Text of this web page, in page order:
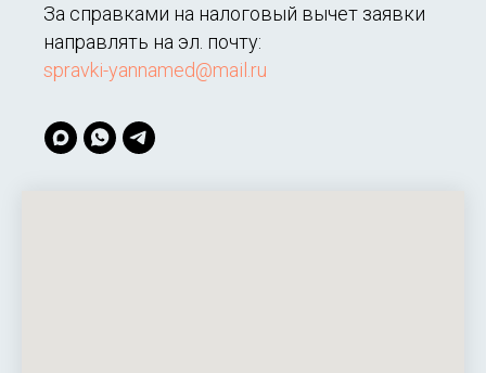
За справками на налоговый вычет заявки
направлять на эл. почту:
spravki-yannamed@mail.ru